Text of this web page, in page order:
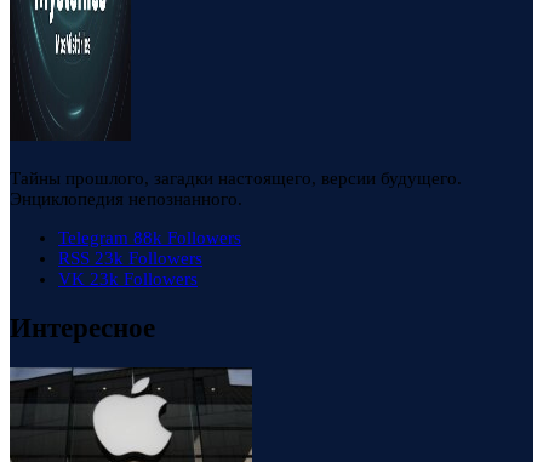
Тайны прошлого, загадки настоящего, версии будущего.
Энциклопедия непознанного.
Telegram 88k Followers
RSS 23k Followers
VK 23k Followers
Интересное